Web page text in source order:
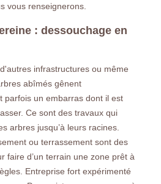
vous renseignerons.
: dessouchage en
infrastructures ou même
abîmés gênent
parfois un embarras dont il est
Ce sont des travaux qui
arbres jusqu’à leurs racines.
ou terrassement sont des
faire d’un terrain une zone prêt à
Entreprise fort expérimenté